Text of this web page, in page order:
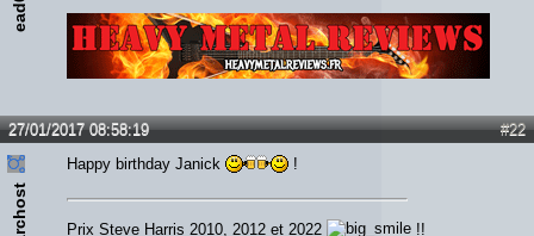
#22
27/01/2017 08:58:19
Narchost
Happy birthday Janick !
Prix Steve Harris 2010, 2012 et 2022
!!